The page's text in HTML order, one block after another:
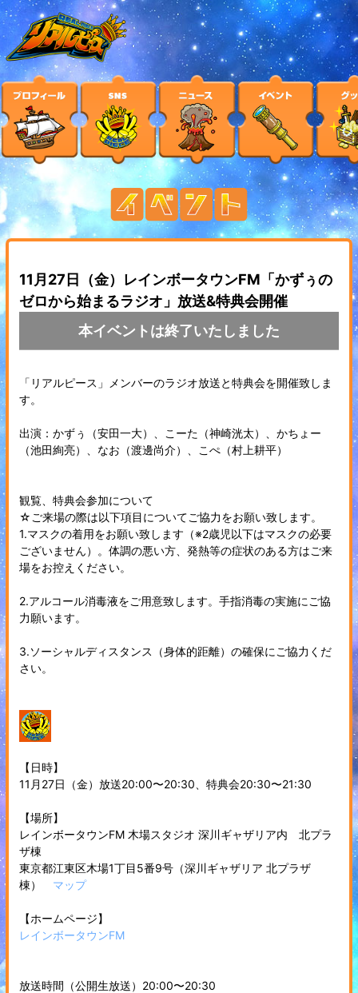
11月27日（金）レインボータウンFM「かずぅの
ゼロから始まるラジオ」放送&特典会開催
本イベントは終了いたしました
「リアルピース」メンバーのラジオ放送と特典会を開催致しま
す。
出演：かずぅ（安田一大）、こーた（神崎洸太）、かちょー
（池田絢亮）、なお（渡邊尚介）、こぺ（村上耕平）
観覧、特典会参加について
☆ご来場の際は以下項目についてご協力をお願い致します。
1.マスクの着用をお願い致します（※2歳児以下はマスクの必要
ございません）。体調の悪い方、発熱等の症状のある方はご来
場をお控えください。
2.アルコール消毒液をご用意致します。手指消毒の実施にご協
力願います。
3.ソーシャルディスタンス（身体的距離）の確保にご協力くだ
さい。
【日時】
11月27日（金）放送20:00〜20:30、特典会20:30〜21:30
【場所】
レインボータウンFM 木場スタジオ 深川ギャザリア内 北プラ
ザ棟
東京都江東区木場1丁目5番9号（深川ギャザリア 北プラザ
棟） マップ
【ホームページ】
レインボータウンFM
放送時間（公開生放送）20:00〜20:30